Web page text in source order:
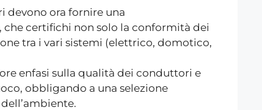
devono ora fornire una
certifichi non solo la conformità dei
tra i vari sistemi (elettrico, domotico,
enfasi sulla qualità dei conduttori e
obbligando a una selezione